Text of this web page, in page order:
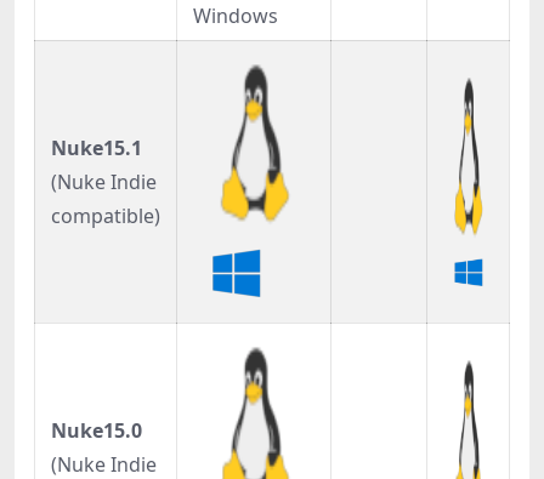
Windows
Nuke15.1
(Nuke Indie
compatible)
Nuke15.0
(Nuke Indie